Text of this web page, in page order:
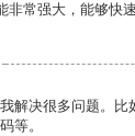
常强大，能够快
解决很多问题。比
等。